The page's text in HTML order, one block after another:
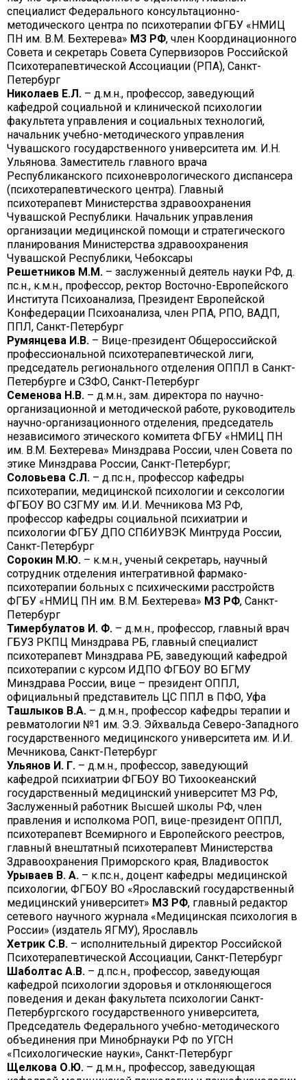
специалист Федерального консультационно-
методического центра по психотерапии ФГБУ «НМИЦ
ПН им. В.М. Бехтерева» МЗ РФ, член Координационного
Совета и секретарь Совета Супервизоров Российской
Психотерапевтической Ассоциации (РПА), Санкт-
Петербург
Николаев Е.Л. – д.м.н., профессор, заведующий
кафедрой социальной и клинической психологии
факультета управления и социальных технологий,
начальник учебно-методического управления
Чувашского государственного университета им. И.Н.
Ульянова. Заместитель главного врача
Республиканского психоневрологического диспансера
(психотерапевтического центра). Главный
психотерапевт Министерства здравоохранения
Чувашской Республики. Начальник управления
организации медицинской помощи и стратегического
планирования Министерства здравоохранения
Чувашской Республики, Чебоксары
Решетников М.М. – заслуженный деятель науки РФ, д.
пс.н., к.м.н., профессор, ректор Восточно-Европейского
Института Психоанализа, Президент Европейской
Конфедерации Психоанализа, член РПА, РПО, ВАДП,
ППЛ, Санкт-Петербург
Румянцева И.В. – Вице-президент Общероссийской
профессиональной психотерапевтической лиги,
председатель регионального отделения ОППЛ в Санкт-
Петербурге и СЗФО, Санкт-Петербург
Семенова Н.В. – д.м.н., зам. директора по научно-
организационной и методической работе, руководитель
научно-организационного отделения, председатель
независимого этического комитета ФГБУ «НМИЦ ПН
им. В.М. Бехтерева» Минздрава России, член Совета по
этике Минздрава России, Санкт-Петербург;
Соловьева С.Л. – д.пс.н., профессор кафедры
психотерапии, медицинской психологии и сексологии
ФГБОУ ВО СЗГМУ им. И.И. Мечникова МЗ РФ,
профессор кафедры социальной психиатрии и
психологии ФГБУ ДПО СПбИУВЭК Минтруда России,
Санкт-Петербург
Сорокин М.Ю. – к.м.н., ученый секретарь, научный
сотрудник отделения интегративной фармако-
психотерапии больных с психическими расстройств
ФГБУ «НМИЦ ПН им. В.М. Бехтерева» МЗ РФ, Санкт-
Петербург
Тимербулатов И. Ф. – д.м.н., профессор, главный врач
ГБУЗ РКПЦ Минздрава РБ, главный специалист
психотерапевт Минздрава РБ, заведующий кафедрой
психотерапии с курсом ИДПО ФГБОУ ВО БГМУ
Минздрава России, вице – президент ОППЛ,
официальный представитель ЦС ППЛ в ПФО, Уфа
Ташлыков В.А. – д.м.н., профессор кафедры терапии и
ревматологии №1 им. Э.Э. Эйхвальда Северо-Западного
государственного медицинского университета им. И.И.
Мечникова, Санкт-Петербург
Ульянов И. Г. – д.м.н., профессор, заведующий
кафедрой психиатрии ФГБОУ ВО Тихоокеанский
государственный медицинский университет МЗ РФ,
Заслуженный работник Высшей школы РФ, член
правления и исполкома РОП, вице-президент ОППЛ,
психотерапевт Всемирного и Европейского реестров,
главный внештатный психотерапевт Министерства
Здравоохранения Приморского края, Владивосток
Урываев В. А. – к.пс.н., доцент кафедры медицинской
психологии, ФГБОУ ВО «Ярославский государственный
медицинский университет» МЗ РФ, главный редактор
сетевого научного журнала «Медицинская психология в
России» (издатель ЯГМУ), Ярославль
Хетрик С.В. – исполнительный директор Российской
Психотерапевтической Ассоциации, Санкт-Петербург
Шаболтас А.В. – д.пс.н., профессор, заведующая
кафедрой психологии здоровья и отклоняющегося
поведения и декан факультета психологии Санкт-
Петербургского государственного университета,
Председатель Федерального учебно-методического
объединения при Минобрнауки РФ по УГСН
«Психологические науки», Санкт-Петербург
Щелкова О.Ю. – д.м.н., профессор, заведующая